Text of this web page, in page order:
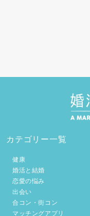
カテゴリー一覧
健康
婚活と結婚
恋愛の悩み
出会い
合コン・街コン
マッチングアプリ